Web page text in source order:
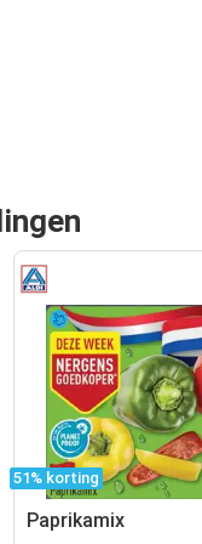
51% korting
Paprikamix